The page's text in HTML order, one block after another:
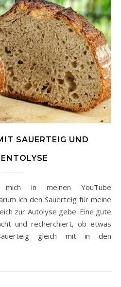
SAUERTEIG UND
ich den Sauerteig für meine
zur Autolyse gebe. Eine gute
und recherchiert, ob etwas
gleich mit in den